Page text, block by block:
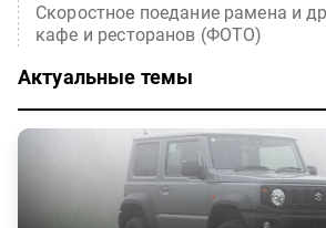
Скоростное поедание рамена и
кафе и ресторанов (ФОТО)
Актуальные темы